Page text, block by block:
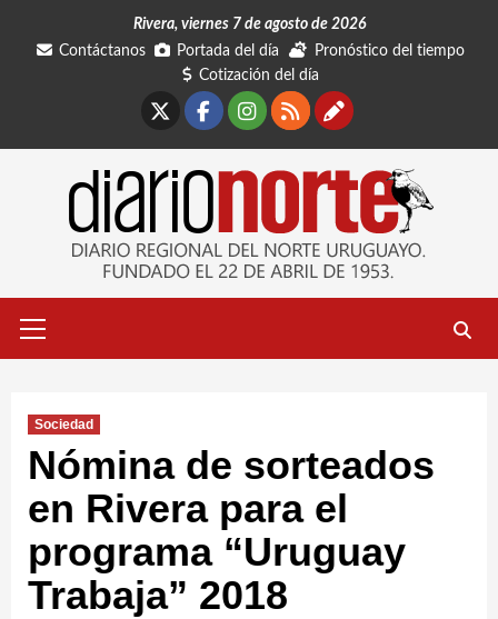
Rivera, viernes 7 de agosto de 2026
Contáctanos
Portada del día
Pronóstico del tiempo
Cotización del día
Facebook
Instagram
RSSContáctanos
primario
Sociedad
Nómina de sorteados
en Rivera para el
programa “Uruguay
Trabaja” 2018